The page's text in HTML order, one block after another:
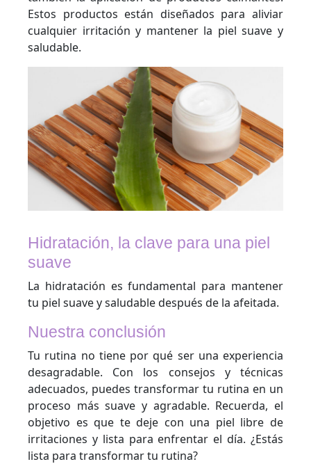
Estos productos están diseñados para aliviar
cualquier irritación y mantener la piel suave y
saludable.
Hidratación, la clave para una piel
suave
La hidratación es fundamental para mantener
tu piel suave y saludable después de la afeitada.
Nuestra conclusión
Tu rutina no tiene por qué ser una experiencia
desagradable. Con los consejos y técnicas
adecuados, puedes transformar tu rutina en un
proceso más suave y agradable. Recuerda, el
objetivo es que te deje con una piel libre de
irritaciones y lista para enfrentar el día. ¿Estás
lista para transformar tu rutina?